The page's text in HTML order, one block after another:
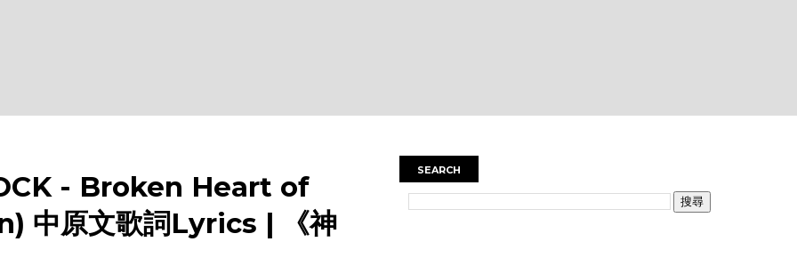
- Broken Heart of
中原文歌詞Lyrics | 《神
SEARCH